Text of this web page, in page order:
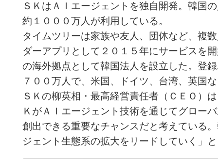
ＳＫはＡＩエージェントを独自開発。韓国
約１０００万人が利用している。
タイムツリーは家族や友人、団体など、複
ダーアプリとして２０１５年にサービスを
の海外拠点として韓国法人を設立した。登
７００万人で、米国、ドイツ、台湾、英国
ＳＫの柳英相・最高経営責任者（ＣＥＯ）
ＫがＡＩエージェント技術を通じてグロー
創出できる重要なチャンスだと考えている
ジェント生態系の拡大をリードしていく」